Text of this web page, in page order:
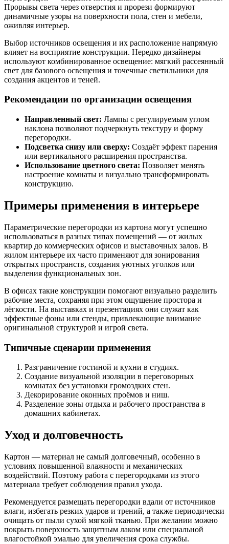
Прорывы света через отверстия и прорези формируют
динамичные узоры на поверхности пола, стен и мебели,
оживляя интерьер.
Выбор источников освещения и их расположение напрямую
влияет на восприятие конструкции. Нередко дизайнеры
используют комбинированное освещение: мягкий рассеянный
свет для базового освещения и точечные светильники для
создания акцентов и теней.
Рекомендации по организации освещения
Направленный свет: Лампы с регулируемым углом
наклона позволяют подчеркнуть текстуру и форму
перегородки.
Подсветка снизу или сверху: Создаёт эффект парения
или вертикального расширения пространства.
Использование цветного света: Позволяет менять
настроение комнаты и визуально трансформировать
конструкцию.
Примеры применения в интерьере
Параметрические перегородки из картона могут успешно
использоваться в разных типах помещений — от жилых
квартир до коммерческих офисов и выставочных залов. В
жилом интерьере их часто применяют для зонирования
открытых пространств, создания уютных уголков или
выделения функциональных зон.
В офисах такие конструкции помогают визуально разделить
рабочие места, сохраняя при этом ощущение простора и
лёгкости. На выставках и презентациях они служат как
эффектные фоны или стенды, привлекающие внимание
оригинальной структурой и игрой света.
Типичные сценарии применения
Разграничение гостиной и кухни в студиях.
Создание визуальной изоляции в переговорных
комнатах без установки громоздких стен.
Декорирование оконных проёмов и ниш.
Разделение зоны отдыха и рабочего пространства в
домашних кабинетах.
Уход и долговечность
Картон — материал не самый долговечный, особенно в
условиях повышенной влажности и механических
воздействий. Поэтому работа с перегородками из этого
материала требует соблюдения правил ухода.
Рекомендуется размещать перегородки вдали от источников
влаги, избегать резких ударов и трений, а также периодически
очищать от пыли сухой мягкой тканью. При желании можно
покрыть поверхность защитным лаком или специальной
влагостойкой эмалью для увеличения срока службы.